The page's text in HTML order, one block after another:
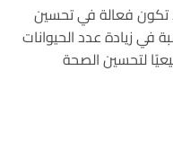
فعالة في تحسين
في زيادة عدد الحيوانات
لتحسين الصحة